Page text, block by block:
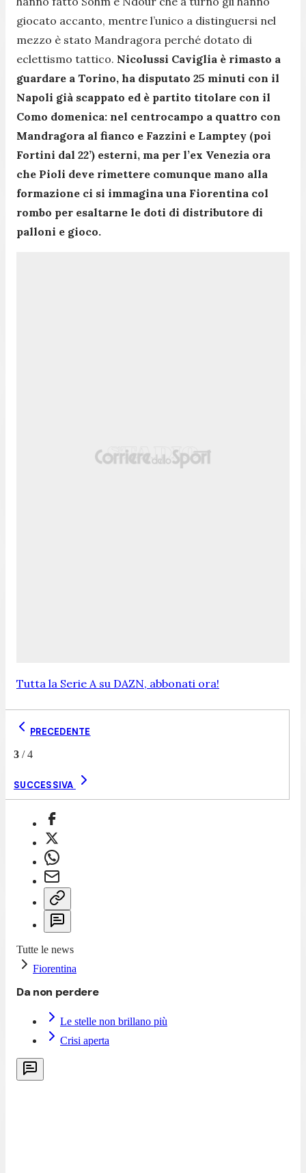
giocato accanto, mentre l’unico a distinguersi nel
mezzo è stato Mandragora perché dotato di
eclettismo tattico. Nicolussi Caviglia è rimasto a
guardare a Torino, ha disputato 25 minuti con il
Napoli già scappato ed è partito titolare con il
Como domenica: nel centrocampo a quattro con
Mandragora al fianco e Fazzini e Lamptey (poi
Fortini dal 22’) esterni, ma per l’ex Venezia ora
che Pioli deve rimettere comunque mano alla
formazione ci si immagina una Fiorentina col
rombo per esaltarne le doti di distributore di
palloni e gioco.
Tutta la Serie A su DAZN, abbonati ora!
PRECEDENTE
3 /4
SUCCESSIVA
Tutte le news
Fiorentina
Da non perdere
Le stelle non brillano più
Crisi aperta